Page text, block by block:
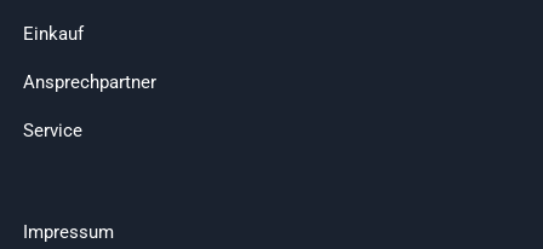
Einkauf
Ansprechpartner
Service
Impressum